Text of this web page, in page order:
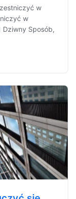
w
w
Dziwny Sposób,